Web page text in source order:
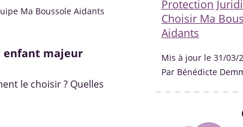
Ma Boussole Aidants
enfant majeur
le choisir ? Quelles
Mis à jour le 31/03/
Par Bénédicte